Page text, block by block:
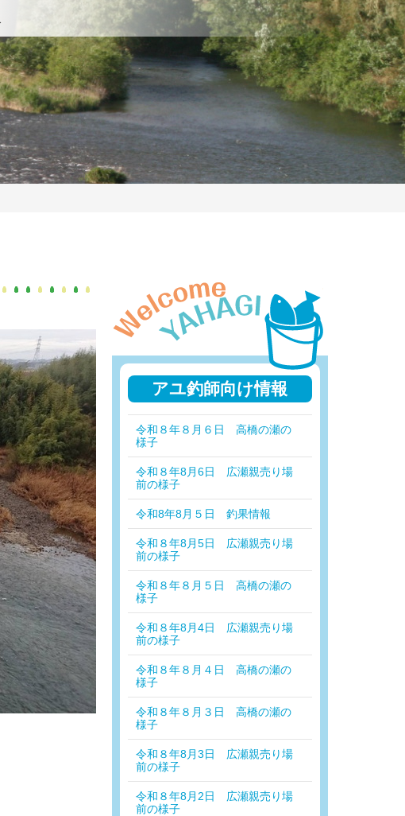
アユ釣師向け情報
令和８年８月６日 高橋の瀬の
様子
令和８年8月6日 広瀬親売り場
前の様子
令和8年8月５日 釣果情報
令和８年8月5日 広瀬親売り場
前の様子
令和８年８月５日 高橋の瀬の
様子
令和８年8月4日 広瀬親売り場
前の様子
令和８年８月４日 高橋の瀬の
様子
令和８年８月３日 高橋の瀬の
様子
令和８年8月3日 広瀬親売り場
前の様子
令和８年8月2日 広瀬親売り場
前の様子